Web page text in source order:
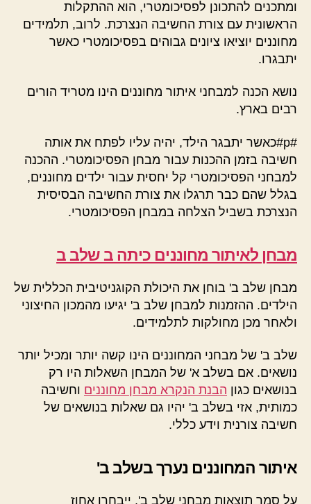
ומתכנים להתכונן לפסיכומטרי, הוא ההתקלות
הראשונית עם צורת החשיבה הנצרכת. לרוב, תלמידים
מחוננים יוציאו ציונים גבוהים בפסיכומטרי כאשר
יתבגרו.
נושא הכנה למבחני איתור מחוננים הינו מטריד הורים
רבים בארץ.
#p#כאשר יתבגר הילד, יהיה עליו לפתח את אותה
חשיבה בזמן ההכנות עבור מבחן הפסיכומטרי. ההכנה
למבחני הפסיכומטרי קל יחסית עבור ילדים מחוננים,
בגלל שהם כבר תרגלו את צורת החשיבה הבסיסית
הנצרכת בשביל הצלחה במבחן הפסיכומטרי.
מבחן לאיתור מחוננים כיתה ב שלב ב
מבחן שלב ב' בוחן את היכולת הקוגניטיבית הכללית של
הילדים. ההזמנות למבחן שלב ב' יגיעו מהמכון החיצוני
ולאחר מכן מחולקות לתלמידים.
שלב ב' של מבחני המחוננים הינו קשה יותר ומכיל יותר
נושאים. אם בשלב א' של המבחן השאלות היו רק
בנושאים כגון הבנת הנקרא מבחן מחוננים וחשיבה
כמותית, אזי בשלב ב' יהיו גם שאלות בנושאים של
חשיבה צורנית וידע כללי.
איתור המחוננים נערך בשלב ב'
על סמך תוצאות מבחני שלב ב', ייבחרו אחוז